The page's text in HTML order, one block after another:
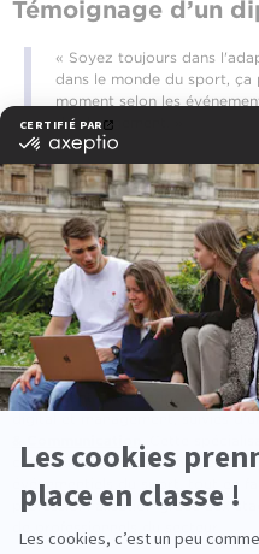
Témoignage d’un
« Soyez toujours dans
dans le monde du sport,
moment selon les
du changement. »
— Noémie, chargée de
l’Olympique de Marseille
Comment devenir
L’accès au métier de consultant
formation Bac +5 en
sport.
À l’EFAP, le parcours idéal
permettant d’acquérir une culture
. Cette
compréhension approfondie des
événementiels du sport, tout en
professionnalisation grâce aux